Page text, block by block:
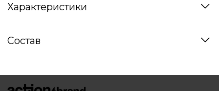
Характеристики
Состав